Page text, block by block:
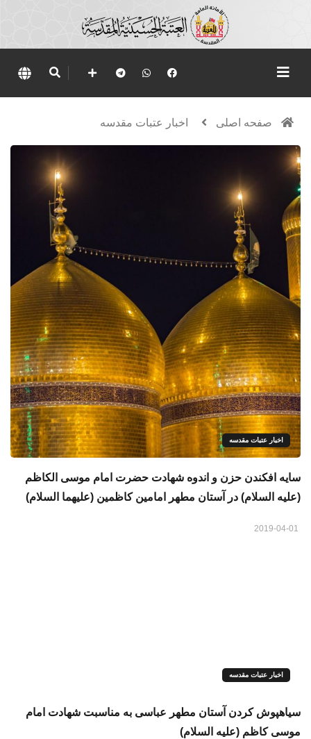
صفحه اصلی اخبار عتبات مقدسه
اخبار عتبات مقدسه
سایه افکندن حزن و اندوه شهادت حضرت امام موسى الكاظم
(عليه السلام) در آستان مطهر امامین کاظمین (علیهما السلام)
اخبار عتبات مقدسه
سياهپوش کردن آستان مطهر عباسی به مناسبت شهادت امام
موسى كاظم (علیه السلام)